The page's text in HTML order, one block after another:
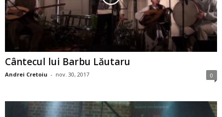
Cântecul lui Barbu Lăutaru
Andrei Cretoiu - nov. 30, 2017 0